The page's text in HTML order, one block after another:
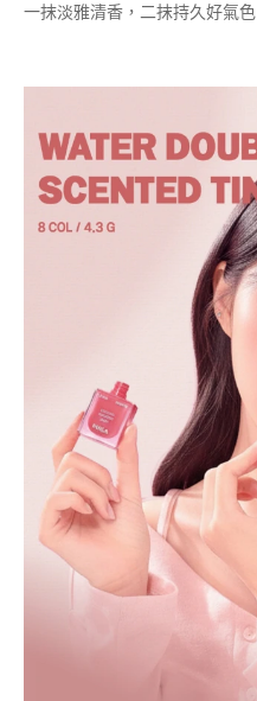
一抹淡雅清香，二抹持久好氣色